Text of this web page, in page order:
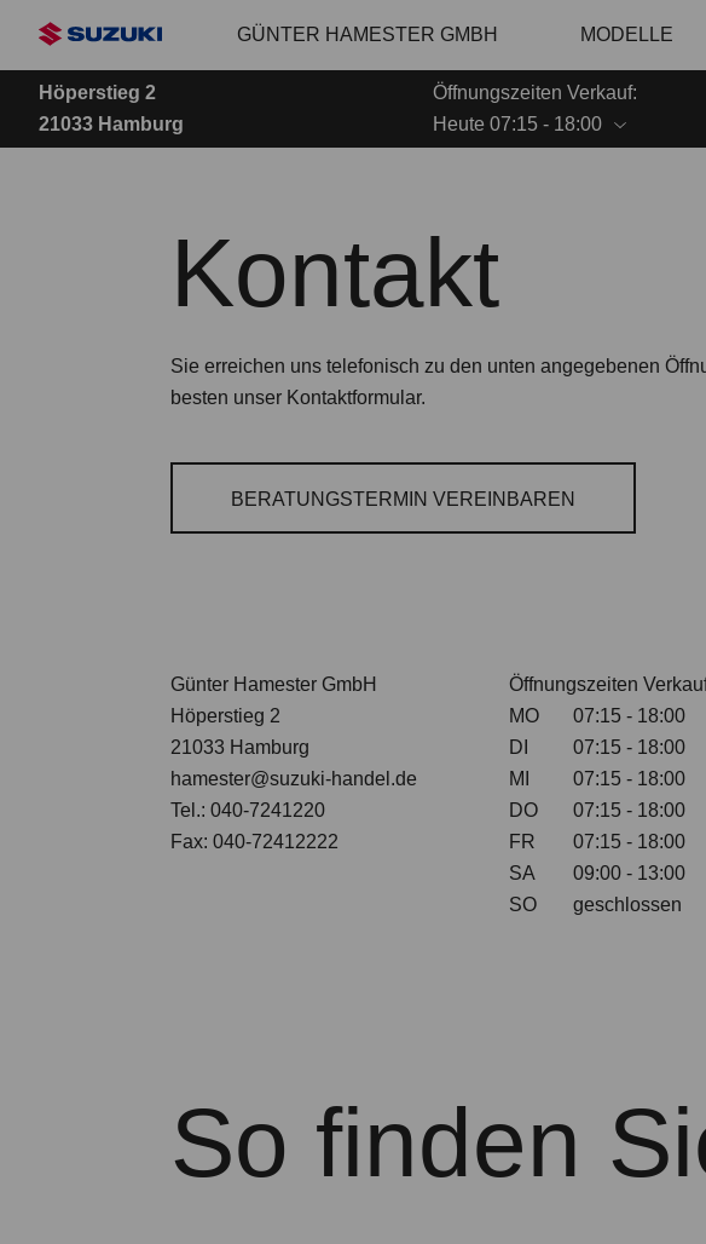
Hauptinhalt
GÜNTER HAMESTER GMBH MODELLE
Höperstieg 2
21033 Hamburg
Öffnungszeiten Verkauf:
Heute 07:15 - 18:00
Kontakt
Sie erreichen uns telefonisch zu den unten angegebenen
besten unser Kontaktformular.
BERATUNGSTERMIN VEREINBAREN
Günter Hamester GmbH
Höperstieg 2
21033 Hamburg
hamester@suzuki-handel.de
Tel.: 040-7241220
Fax: 040-72412222
Öffnungszeiten
MO
07:15 - 18:00
DI
07:15 - 18:00
MI
07:15 - 18:00
DO
07:15 - 18:00
FR
07:15 - 18:00
SA
09:00 - 13:00
SO
geschlossen
So finden